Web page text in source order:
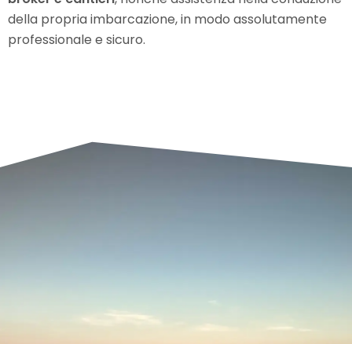
della propria imbarcazione, in modo assolutamente
professionale e sicuro.